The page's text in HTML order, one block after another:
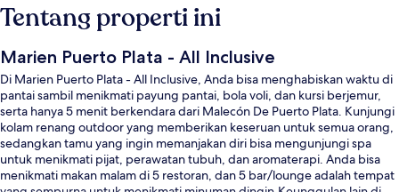
Tentang properti ini
Marien Puerto Plata - All Inclusive
Di Marien Puerto Plata - All Inclusive, Anda bisa menghabiskan waktu di
pantai sambil menikmati payung pantai, bola voli, dan kursi berjemur,
serta hanya 5 menit berkendara dari Malecón De Puerto Plata. Kunjungi
kolam renang outdoor yang memberikan keseruan untuk semua orang,
sedangkan tamu yang ingin memanjakan diri bisa mengunjungi spa
untuk menikmati pijat, perawatan tubuh, dan aromaterapi. Anda bisa
menikmati makan malam di 5 restoran, dan 5 bar/lounge adalah tempat